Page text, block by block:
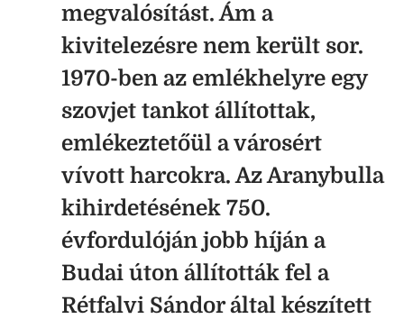
megvalósítást. Ám a
kivitelezésre nem került sor.
1970-ben az emlékhelyre egy
szovjet tankot állítottak,
emlékeztetőül a városért
vívott harcokra. Az Aranybulla
kihirdetésének 750.
évfordulóján jobb híján a
Budai úton állították fel a
Rétfalvi Sándor által készített